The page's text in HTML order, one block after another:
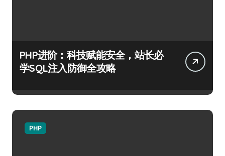
PHP进阶：科技赋能安全，站长必
学SQL注入防御全攻略
PHP